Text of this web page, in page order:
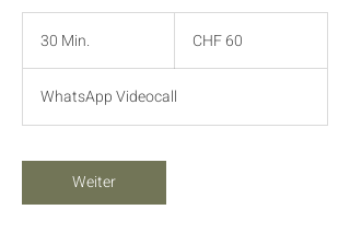
30 Min.
i
n
Franken
CHF 60
WhatsApp Videocall
Weiter